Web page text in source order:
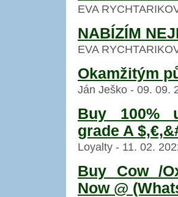
EVA
NABÍZÍM
EVA
Okamžitým
Ján Ješko - 09. 09.
Buy 100%
grade A
Loyalty - 11. 02.
Buy Cow /
Now @